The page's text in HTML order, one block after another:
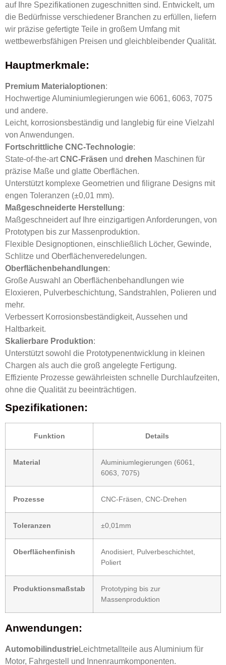
auf Ihre Spezifikationen zugeschnitten sind. Entwickelt, um
die Bedürfnisse verschiedener Branchen zu erfüllen, liefern
wir präzise gefertigte Teile in großem Umfang mit
wettbewerbsfähigen Preisen und gleichbleibender Qualität.
Hauptmerkmale:
Premium Materialoptionen:
Hochwertige Aluminiumlegierungen wie 6061, 6063, 7075
und andere.
Leicht, korrosionsbeständig und langlebig für eine Vielzahl
von Anwendungen.
Fortschrittliche CNC-Technologie:
State-of-the-artCNC-Fräsen und drehen Maschinen für
präzise Maße und glatte Oberflächen.
Unterstützt komplexe Geometrien und filigrane Designs mit
engen Toleranzen (±0,01 mm).
Maßgeschneiderte Herstellung:
Maßgeschneidert auf Ihre einzigartigen Anforderungen, von
Prototypen bis zur Massenproduktion.
Flexible Designoptionen, einschließlich Löcher, Gewinde,
Schlitze und Oberflächenveredelungen.
Oberflächenbehandlungen:
Große Auswahl an Oberflächenbehandlungen wie
Eloxieren, Pulverbeschichtung, Sandstrahlen, Polieren und
mehr.
Verbessert Korrosionsbeständigkeit, Aussehen und
Haltbarkeit.
Skalierbare Produktion:
Unterstützt sowohl die Prototypenentwicklung in kleinen
Chargen als auch die groß angelegte Fertigung.
Effiziente Prozesse gewährleisten schnelle Durchlaufzeiten,
ohne die Qualität zu beeinträchtigen.
Spezifikationen:
Funktion Details
Material
Aluminiumlegierungen (6061,
6063, 7075)
Prozesse CNC-Fräsen, CNC-Drehen
Toleranzen ±0,01mm
Oberflächenfinish
Anodisiert, Pulverbeschichtet,
Poliert
Produktionsmaßstab
Prototyping bis zur
Massenproduktion
Anwendungen:
AutomobilindustrieLeichtmetallteile aus Aluminium für
Motor, Fahrgestell und Innenraumkomponenten.